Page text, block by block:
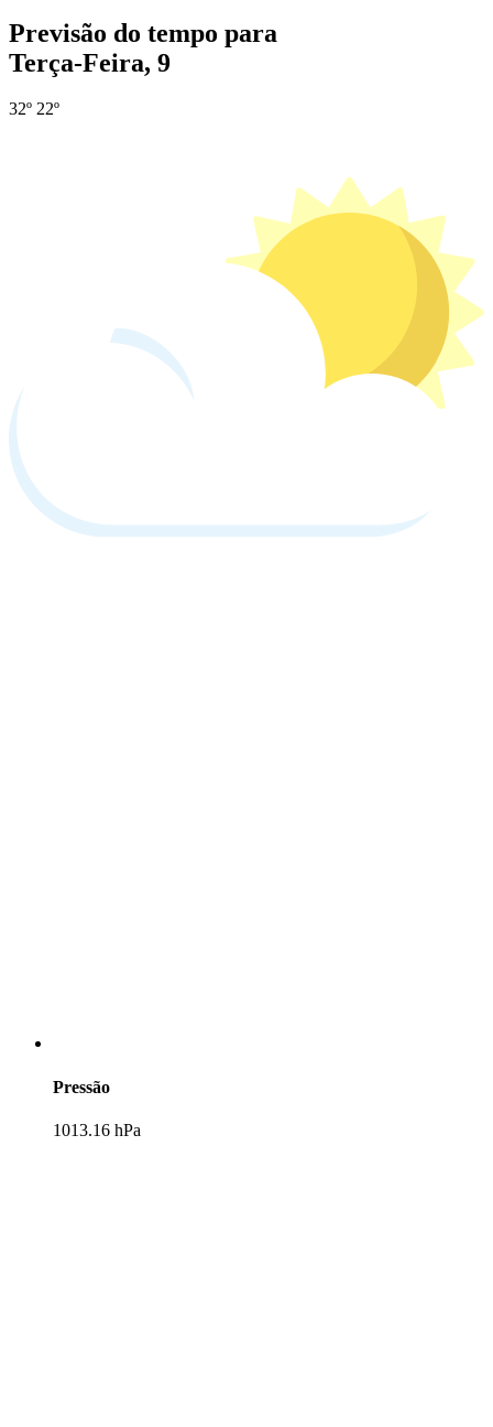
Previsão do tempo para
Terça-Feira, 9
32º 22º
Pressão
1013.16 hPa